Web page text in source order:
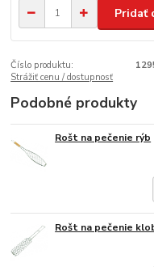
Pridať
Číslo produktu:
Strážiť cenu / dostupnosť
Podobné produkty
Rošt na pečenie rýb
Rošt na pečenie